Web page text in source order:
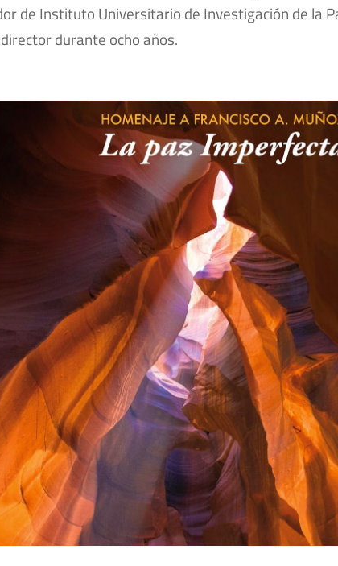
de Instituto Universitario de Investigación de la
durante ocho años.